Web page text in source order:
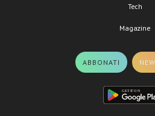
Tech
Magazine
ABBONATI